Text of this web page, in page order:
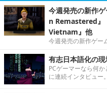
今週発売の新作
n Remastered』
Vietnam』他
今週発売の新作ゲー
有志日本語化の
PCゲーマーなら何
に連続インタビュー。